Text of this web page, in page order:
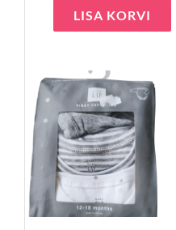
LISA KORVI